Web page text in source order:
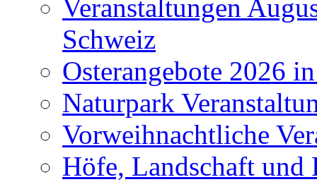
Veranstaltungen
Schweiz
Osterangebote 2026
Naturpark
Vorweihnachtliche
Höfe, Landschaft und